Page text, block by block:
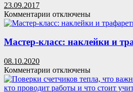
только:
создаем
гармоничный
подводный
23.09.2017
Комментарии к
записи
освещение
отключены
Мастер-класс: наклейки и
08.10.2020
Комментарии к
записи
Мастер-
отключены